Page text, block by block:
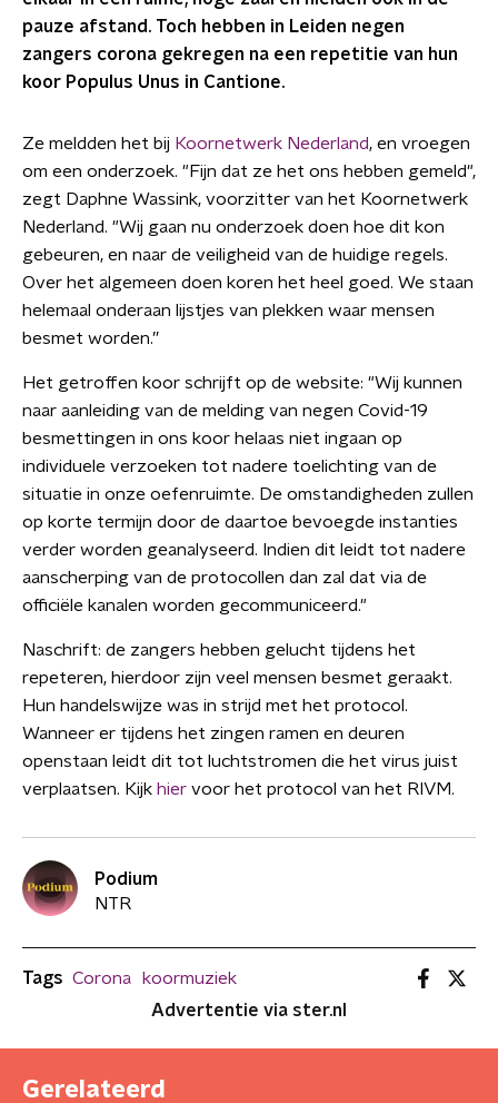
pauze afstand. Toch hebben in Leiden negen
zangers corona gekregen na een repetitie van hun
koor Populus Unus in Cantione.
Ze meldden het bij Koornetwerk Nederland, en vroegen
om een onderzoek. "Fijn dat ze het ons hebben gemeld",
zegt Daphne Wassink, voorzitter van het Koornetwerk
Nederland. "Wij gaan nu onderzoek doen hoe dit kon
gebeuren, en naar de veiligheid van de huidige regels.
Over het algemeen doen koren het heel goed. We staan
helemaal onderaan lijstjes van plekken waar mensen
besmet worden.”
Het getroffen koor schrijft op de website: "Wij kunnen
naar aanleiding van de melding van negen Covid-19
besmettingen in ons koor helaas niet ingaan op
individuele verzoeken tot nadere toelichting van de
situatie in onze oefenruimte. De omstandigheden zullen
op korte termijn door de daartoe bevoegde instanties
verder worden geanalyseerd. Indien dit leidt tot nadere
aanscherping van de protocollen dan zal dat via de
officiële kanalen worden gecommuniceerd."
Naschrift: de zangers hebben gelucht tijdens het
repeteren, hierdoor zijn veel mensen besmet geraakt.
Hun handelswijze was in strijd met het protocol.
Wanneer er tijdens het zingen ramen en deuren
openstaan leidt dit tot luchtstromen die het virus juist
verplaatsen. Kijk hier voor het protocol van het RIVM.
Podium
NTR
Tags Corona
koormuziek
Advertentie via ster.nl
Gerelateerd